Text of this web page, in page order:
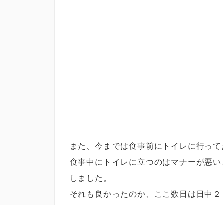
また、今までは食事前にトイレに行っ
食事中にトイレに立つのはマナーが悪
しました。
それも良かったのか、ここ数日は日中